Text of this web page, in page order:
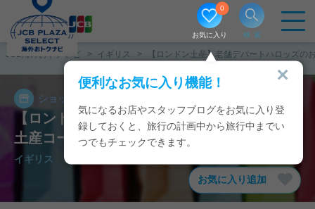
お気に入り
0
便利なお気に入り機能！
気になるお店やスタッフブログをお気に入り登
録しておくと、旅行の計画中から旅行中までい
つでもチェックできます。
検索
JCB海外おトクナビ イギリス 【ロンドン土産】老舗デパートハロッズの
ショップ
【ロンドン土産】老舗デパートハロッズのお
土産コーナー完全攻略！
イギリス /
お気に入り追加